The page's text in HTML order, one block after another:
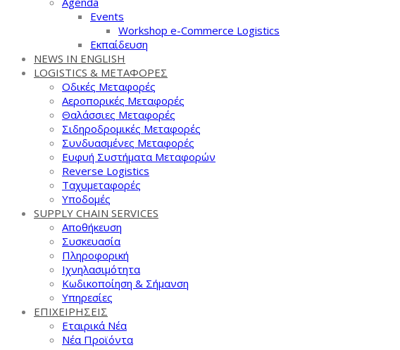
Events
Workshop e-Commerce Logistics
Εκπαίδευση
NEWS IN ENGLISH
LOGISTICS & ΜΕΤΑΦΟΡΕΣ
Οδικές Μεταφορές
Αεροπορικές Μεταφορές
Θαλάσσιες Μεταφορές
Σιδηροδρομικές Μεταφορές
Συνδυασμένες Μεταφορές
Ευφυή Συστήματα Μεταφορών
Reverse Logistics
Ταχυμεταφορές
Υποδομές
SUPPLY CHAIN SERVICES
Αποθήκευση
Συσκευασία
Πληροφορική
Ιχνηλασιμότητα
Κωδικοποίηση & Σήμανση
Υπηρεσίες
ΕΠΙΧΕΙΡΗΣΕΙΣ
Εταιρικά Νέα
Νέα Προϊόντα